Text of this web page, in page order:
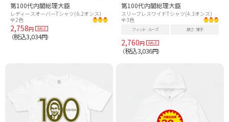
第100代内閣総理大臣
レディースオーバーTシャツ(6.2オンス)
全2色
2,758円
（税込3,034円）
第100代内閣総理大臣
スリーブレスワイドTシャツ(4.3オンス)
全3色
フィット ルーズ 厚さ 薄手
2,760円
（税込3,036円）